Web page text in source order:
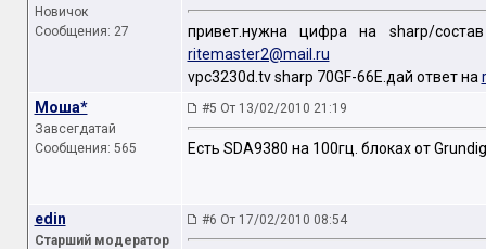
Новичок
Сообщения: 27
привет.нужна цифра на sharp/
ritemaster2@mail.ru
vpc3230d.tv sharp 70GF-66E.дай ответ на
Моша*
Завсегдатай
Сообщения: 565
#5 От 13/02/2010 21:19
Есть SDA9380 на 100гц. блоках от
edin
Старший модератор
#6 От 17/02/2010 08:54